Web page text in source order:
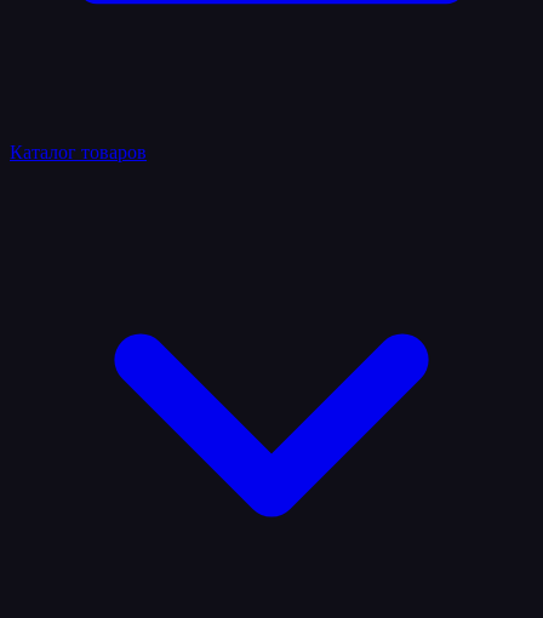
Каталог товаров